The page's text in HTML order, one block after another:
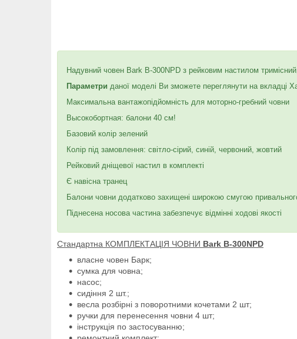
Надувний човен Bark B-300NPD з рейковим настилом
Параметри даної моделі Ви зможете переглянути на вкладці
Максимальна вантажопідйомність для моторно-гребний човни
Высокобортная: балони 40 см!
Базовий колір зелений
Колір під замовлення: світло-сірий, синій, червоний, жовтий
Рейковий дніщевої настил в комплекті
Є навісна транец
Балони човни додатково захищені широкою смугою
Піднесена носова частина забезпечує відмінні ходові якості
Стандартна КОМПЛЕКТАЦІЯ ЧОВНИ Bark B-300NPD
власне човен Барк;
сумка для човна;
насос;
сидіння 2 шт.;
весла розбірні з поворотними кочетами 2 шт;
ручки для перенесення човни 4 шт;
інструкція по застосуванню;